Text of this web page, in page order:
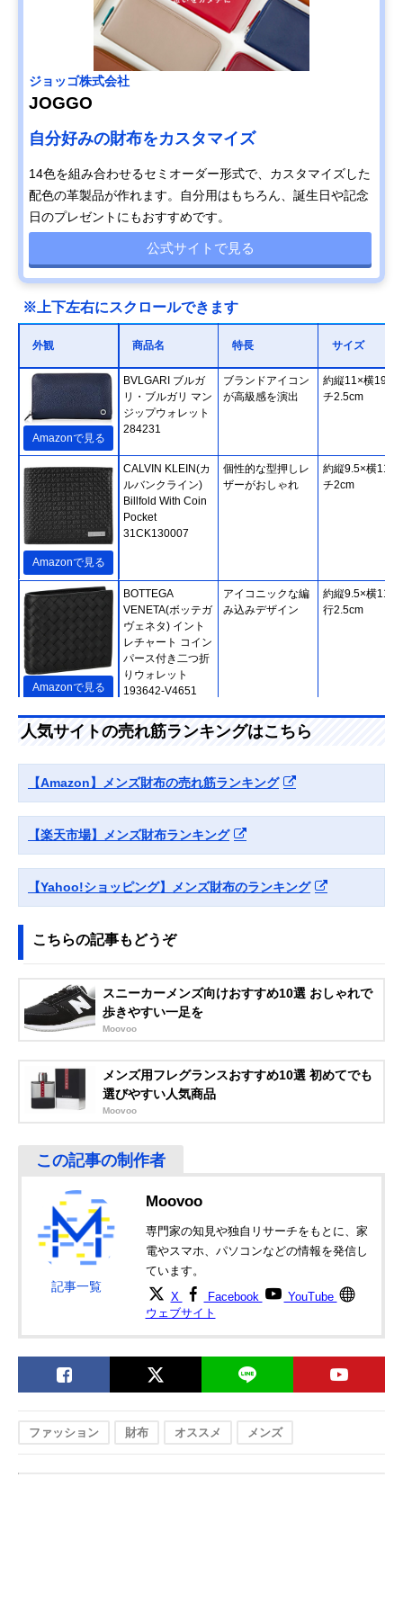
ジョッゴ株式会社
JOGGO
自分好みの財布をカスタマイズ
14色を組み合わせるセミオーダー形式で、カスタマイズした
配色の革製品が作れます。自分用はもちろん、誕生日や記念
日のプレゼントにもおすすめです。
公式サイトで見る
※上下左右にスクロールできます
外観 商品名 特長 サイズ
Amazonで見る
BVLGARI ブルガ
リ・ブルガリ マン
ジップウォレット
284231
ブランドアイコン
が高級感を演出
約縦11×横19×マ
チ2.5cm
Amazonで見る
CALVIN KLEIN(カ
ルバンクライン)
Billfold With Coin
Pocket
31CK130007
個性的な型押しレ
ザーがおしゃれ
約縦9.5×横11×
チ2cm
Amazonで見る
BOTTEGA
VENETA(ボッテガ
ヴェネタ) イント
レチャート コイン
パース付き二つ折
りウォレット
193642-V4651
アイコニックな編
み込みデザイン
約縦9.5×横11×
行2.5cm
LOUIS
VUITTON(ルイヴ
ー・オーガナイザ
ー NM N60111
シックな色合いの
ダミエ柄。旅行・
縦12×横21×マチ
COACH(コーチ)
ャー キャンバス
58112
ブランドイニシャ
Amazonで見る
Paul Smith(ポール
スミス) ブライト
Amazonで見る
Dunhill(ダンヒル)
PLAIN 10CC
Amazonで見る
ポーター
PORTER SHEEN
LONG WALLET
シンプルなデザイ
縦9.5×横19×マ
Amazonで見る
GUCCI(グッチ) イ
ト 610467
CAO2N
Amazonで見る
ポーター
PORTER
WALLET 052-
02211
幅広いシーンに合
縦9×横11×マチ
人気サイトの売れ筋ランキングはこちら
【Amazon】メンズ財布の売れ筋ランキング
【楽天市場】メンズ財布ランキング
【Yahoo!ショッピング】メンズ財布のランキング
こちらの記事もどうぞ
スニーカーメンズ向けおすすめ10選 おしゃれで
歩きやすい一足を
Moovoo
メンズ用フレグランスおすすめ10選 初めてでも
選びやすい人気商品
Moovoo
記事一覧
Moovoo
専門家の知見や独自リサーチをもとに、家
電やスマホ、パソコンなどの情報を発信し
ています。
X Facebook
YouTube
ウェブサイト
ファッション 財布 オススメ メンズ